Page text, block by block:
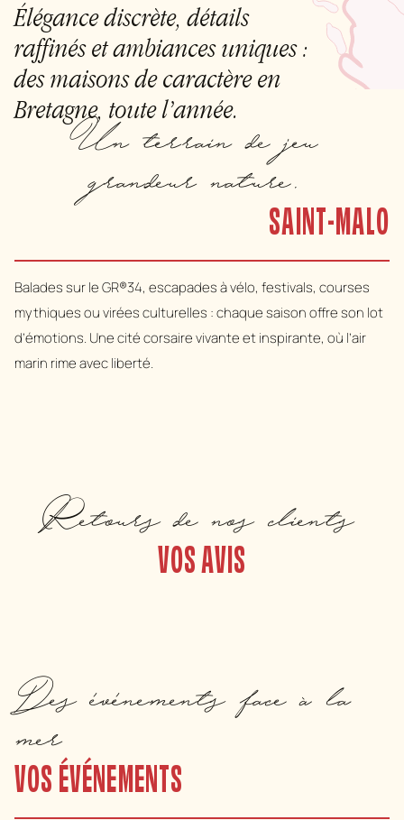
Élégance discrète, détails
raffinés et ambiances uniques :
des maisons de caractère en
Bretagne, toute l’année.
Un terrain de jeu
grandeur nature.
SAINT-MALO
Balades sur le GR®34, escapades à vélo, festivals, courses
mythiques ou virées culturelles : chaque saison offre son lot
d’émotions. Une cité corsaire vivante et inspirante, où l’air
marin rime avec liberté.
Retours de nos clients
VOS AVIS
Des événements face à la
mer
VOS ÉVÉNEMENTS